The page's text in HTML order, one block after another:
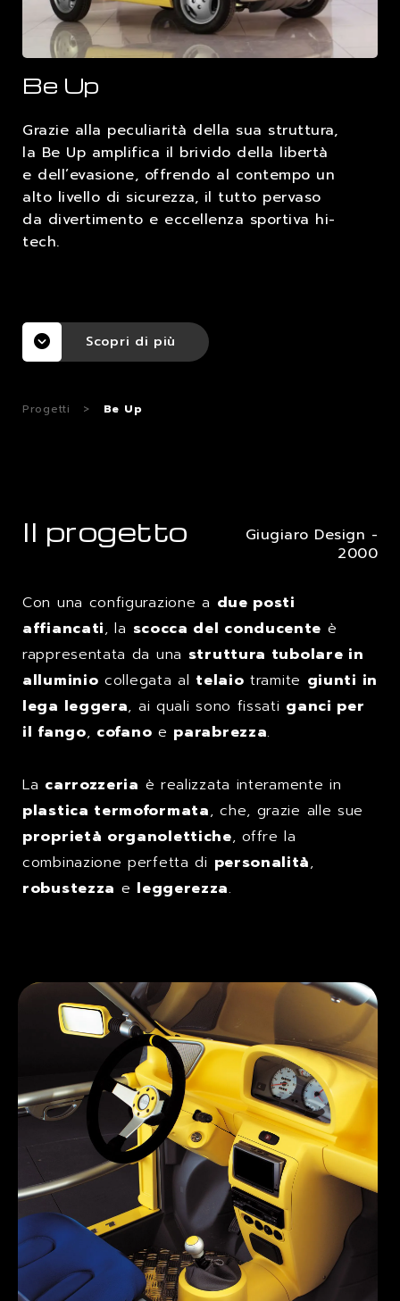
LAVORA CON NOI
Be Up
Grazie alla peculiarità della sua struttura,
la Be Up amplifica il brivido della libertà
e dell’evasione, offrendo al contempo un
alto livello di sicurezza, il tutto pervaso
da divertimento e eccellenza sportiva hi-
tech.
Scopri di più
Progetti > Be Up
Il progetto
Giugiaro Design -
2000
Con una configurazione a due posti
affiancati, la scocca del conducente è
rappresentata da una struttura tubolare in
alluminio collegata al telaio tramite giunti in
lega leggera, ai quali sono fissati ganci per
il fango, cofano e parabrezza.
La carrozzeria è realizzata interamente in
plastica termoformata, che, grazie alle sue
proprietà organolettiche, offre la
combinazione perfetta di personalità,
robustezza e leggerezza.